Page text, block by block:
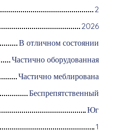
2
2026
В отличном состоянии
Частично оборудованная
Частично меблирована
Беспрепятственный
Юг
1